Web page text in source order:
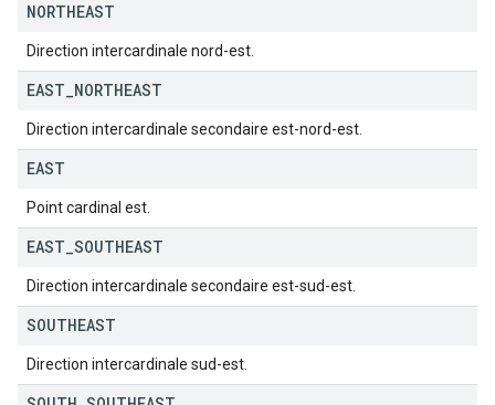
NORTHEAST
Direction intercardinale nord-est.
EAST NORTHEAST
Direction intercardinale secondaire est-nord-est.
EAST
Point cardinal est.
EAST SOUTHEAST
Direction intercardinale secondaire est-sud-est.
SOUTHEAST
Direction intercardinale sud-est.